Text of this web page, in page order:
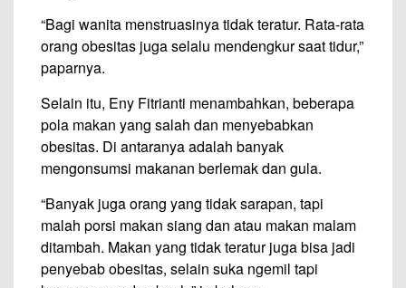
“Bagi wanita menstruasinya tidak teratur. Rata-rata
orang obesitas juga selalu mendengkur saat tidur,”
paparnya.
Selain itu, Eny Fitrianti menambahkan, beberapa
pola makan yang salah dan menyebabkan
obesitas. Di antaranya adalah banyak
mengonsumsi makanan berlemak dan gula.
“Banyak juga orang yang tidak sarapan, tapi
malah porsi makan siang dan atau makan malam
ditambah. Makan yang tidak teratur juga bisa jadi
penyebab obesitas, selain suka ngemil tapi